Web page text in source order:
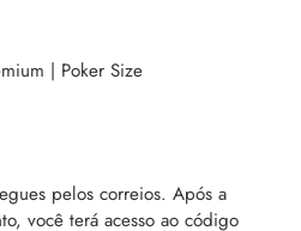
| Poker Size
pelos correios. Após a
você terá acesso ao código